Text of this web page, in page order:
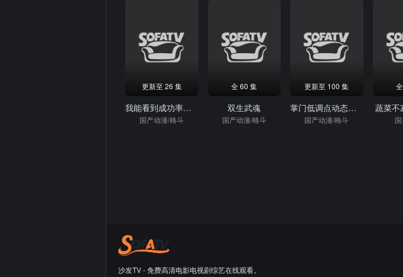
更新至 26 集
我能看到成功率第二季
国产动漫/格斗
全 60 集
双生武魂
国产动漫/格斗
更新至 100 集
掌门低调点动态漫画第3季
国产动漫/格斗
蔬菜不
沙发TV - 免费高清电影电视剧综艺在线观看。